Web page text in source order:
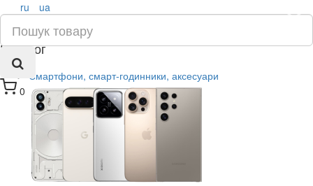
0
×
ru ua
Каталог
Смартфони, смарт-годинники, аксесуари